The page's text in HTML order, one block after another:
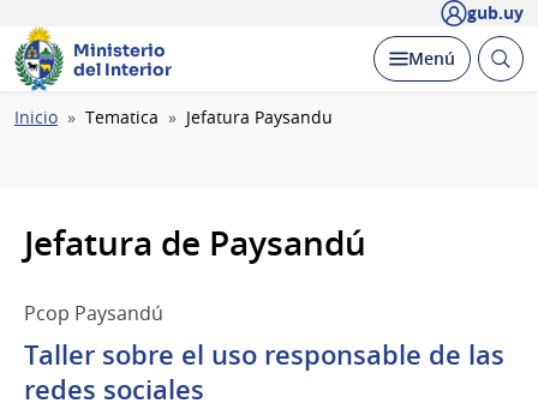
gub.uy
Ministerio
del Interior
Desplegar
Menú Abrir
Ruta
Inicio Tematica Jefatura Paysandu
Jefatura de Paysandú
Pcop Paysandú
Taller sobre el uso responsable de las
redes sociales